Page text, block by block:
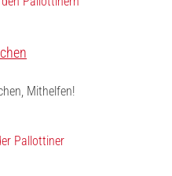
Mithelfen!